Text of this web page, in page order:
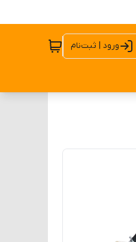
ورود | ثبت‌نام